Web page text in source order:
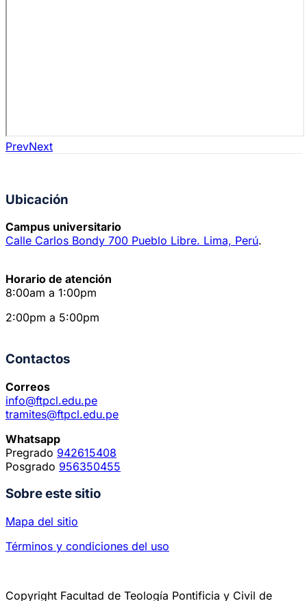
PrevNext
Ubicación
Campus universitario
Calle Carlos Bondy 700 Pueblo Libre. Lima, Perú.
Horario de atención
8:00am a 1:00pm
2:00pm a 5:00pm
Contactos
Correos
info@ftpcl.edu.pe
tramites@ftpcl.edu.pe
Whatsapp
Pregrado 942615408
Posgrado 956350455
Sobre este sitio
Mapa del sitio
Términos y condiciones del uso
Copyright Facultad de Teología Pontificia y Civil de